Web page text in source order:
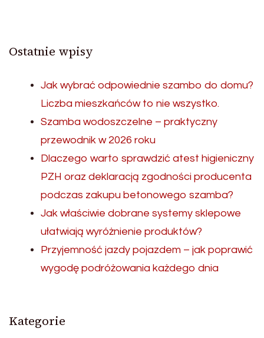
Ostatnie wpisy
Jak wybrać odpowiednie szambo do domu?
Liczba mieszkańców to nie wszystko.
Szamba wodoszczelne – praktyczny
przewodnik w 2026 roku
Dlaczego warto sprawdzić atest higieniczny
PZH oraz deklaracją zgodności producenta
podczas zakupu betonowego szamba?
Jak właściwie dobrane systemy sklepowe
ułatwiają wyróżnienie produktów?
Przyjemność jazdy pojazdem – jak poprawić
wygodę podróżowania każdego dnia
Kategorie